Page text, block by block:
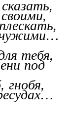
чужими…
тебя,
под
гнобя,